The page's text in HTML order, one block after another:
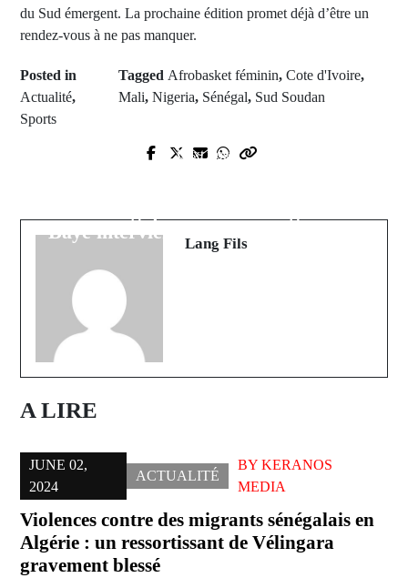
du Sud émergent. La prochaine édition promet déjà d’être un
rendez-vous à ne pas manquer.
Posted in
Actualité,
Sports
Tagged Afrobasket féminin, Cote d'Ivoire,
Mali, Nigeria, Sénégal, Sud Soudan
Prev Post
Next Post
Baye intervient et apaise la situation
Lang Fils
A LIRE
JUNE 02,
2024
ACTUALITÉ
BY KERANOS
MEDIA
Violences contre des migrants sénégalais en
Algérie : un ressortissant de Vélingara
gravement blessé